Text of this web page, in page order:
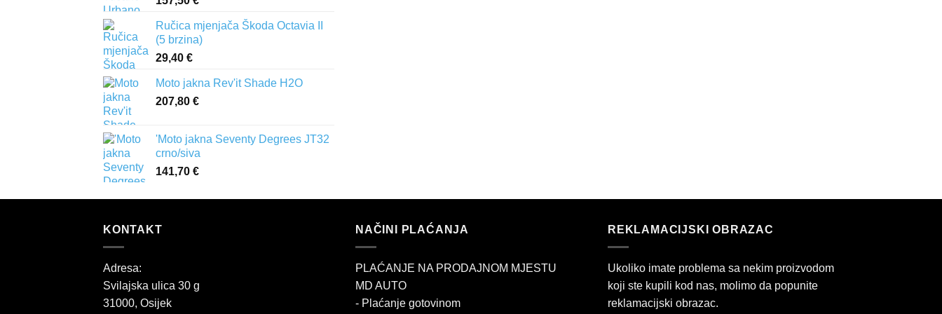
Ručica mjenjača Škoda Octavia II
(5 brzina)
29,40 €
Moto jakna Rev'it Shade H2O
207,80 €
'Moto jakna Seventy Degrees JT32
crno/siva
141,70 €
KONTAKT
Adresa:
Svilajska ulica 30 g
31000, Osijek
NAČINI PLAĆANJA
PLAĆANJE NA PRODAJNOM MJESTU
MD AUTO
- Plaćanje gotovinom
REKLAMACIJSKI OBRAZAC
Ukoliko imate problema sa nekim proizvodom
koji ste kupili kod nas, molimo da popunite
reklamacijski obrazac.